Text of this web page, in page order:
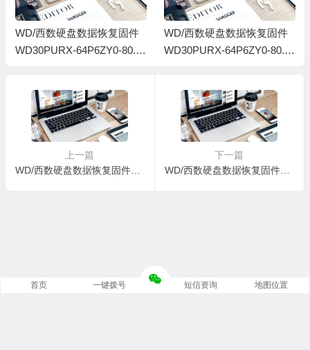
WD/西数硬盘数据恢复固件
WD30PURX-64P6ZY0-80.0
WD/西数硬盘数据恢复固件
WD30PURX-64P6ZY0-80.0
上一篇
WD/西数硬盘数据恢复固件WD30EFRX-68EUZN0-80.00A80-WD-WMC4N2911267-00010055-H6-1740
下一篇
WD/西数硬盘数据恢复固件WD30EFRX-68EUZN0-82.00A82-WD-WCC4N0AJV49X-00010075-H6-1740
首页 一键拨号 短信资询 地图位置